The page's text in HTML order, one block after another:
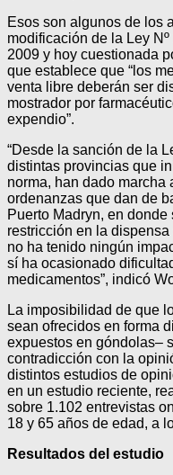
Esos son algunos de los
modificación de la Ley
2009 y hoy cuestionada
que establece que “los
venta libre deberán ser
mostrador por
expendio”.
“Desde la sanción de la
distintas provincias que
norma, han dado marcha
ordenanzas que dan de
Puerto Madryn, en
restricción en la
no ha tenido ningún
sí ha ocasionado
medicamentos”, indicó
La imposibilidad de que
sean ofrecidos en forma
expuestos en góndolas–
contradicción con la
distintos estudios de
en un estudio reciente,
sobre 1.102 entrevistas
18 y 65 años de edad, a
Resultados del estudio